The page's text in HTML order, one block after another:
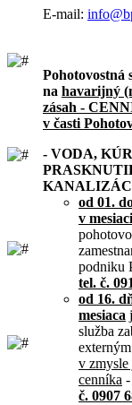
E-mail:
Pohotovostná
na havarijný
zásah -
v časti
- VODA,
od 01.
v mesiaci
podniku
tel. č.
od 16.
mesiaca
služba
v zmysle
cenníka -
č. 0907